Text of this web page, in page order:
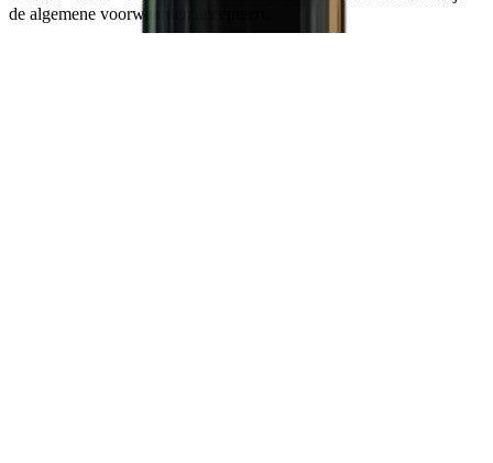
de algemene voorwaarden accepteert.